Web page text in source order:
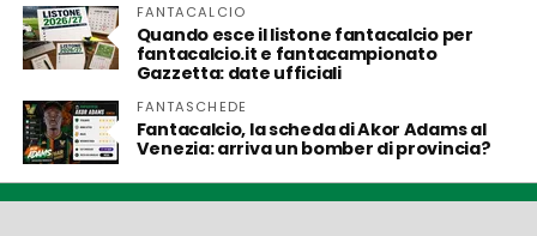
FANTACALCIO
Quando esce il listone fantacalcio per
fantacalcio.it e fantacampionato
Gazzetta: date ufficiali
FANTASCHEDE
Fantacalcio, la scheda di Akor Adams al
Venezia: arriva un bomber di provincia?